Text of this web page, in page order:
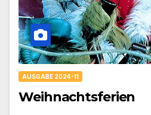
AUSGABE 2024-11
Weihnachtsferien